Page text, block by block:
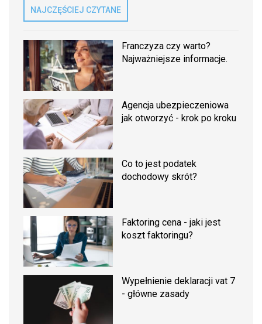
NAJCZĘŚCIEJ CZYTANE
Franczyza czy warto?
Najważniejsze informacje.
Agencja ubezpieczeniowa
jak otworzyć - krok po kroku
Co to jest podatek
dochodowy skrót?
Faktoring cena - jaki jest
koszt faktoringu?
Wypełnienie deklaracji vat 7
- główne zasady